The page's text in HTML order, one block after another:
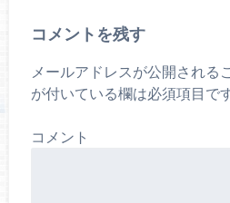
コメントを残す
メールアドレスが公開される
が付いている欄は必須項目で
コメント